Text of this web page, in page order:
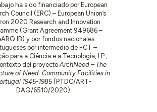
ha sido financiado por European
Council (ERC) – European Union’s
2020 Research and Innovation
(Grant Agreement 949686 –
y por fondos nacionales
por intermedio de FCT –
para a Ciência e a Tecnologia, I.P.,
del proyectoArchNeed – The
of Need: Community Facilities in
1945-1985(PTDC/ART-
DAQ/6510/2020).